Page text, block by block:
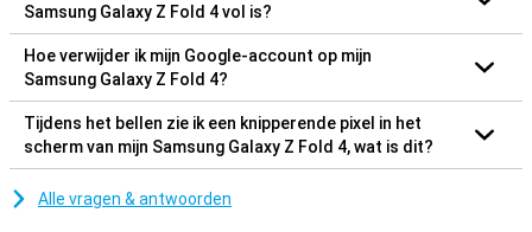
Samsung Galaxy Z Fold 4 vol is?
Hoe verwijder ik mijn Google-account op mijn
Samsung Galaxy Z Fold 4?
Tijdens het bellen zie ik een knipperende pixel in het
scherm van mijn Samsung Galaxy Z Fold 4, wat is dit?
Alle vragen & antwoorden